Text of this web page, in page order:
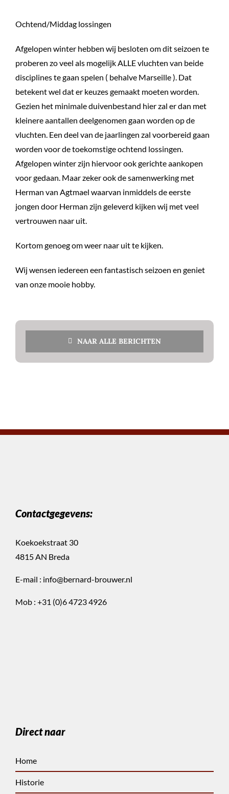
Ochtend/Middag lossingen
Afgelopen winter hebben wij besloten om dit seizoen te
proberen zo veel als mogelijk ALLE vluchten van beide
disciplines te gaan spelen ( behalve Marseille ). Dat
betekent wel dat er keuzes gemaakt moeten worden.
Gezien het minimale duivenbestand hier zal er dan met
kleinere aantallen deelgenomen gaan worden op de
vluchten. Een deel van de jaarlingen zal voorbereid gaan
worden voor de toekomstige ochtend lossingen.
Afgelopen winter zijn hiervoor ook gerichte aankopen
voor gedaan. Maar zeker ook de samenwerking met
Herman van Agtmael waarvan inmiddels de eerste
jongen door Herman zijn geleverd kijken wij met veel
vertrouwen naar uit.
Kortom genoeg om weer naar uit te kijken.
Wij wensen iedereen een fantastisch seizoen en geniet
van onze mooie hobby.
NAAR ALLE BERICHTEN
Contactgegevens:
Koekoekstraat 30
4815 AN Breda
E-mail : info@bernard-brouwer.nl
Mob : +31 (0)6 4723 4926
Direct naar
Home
Historie